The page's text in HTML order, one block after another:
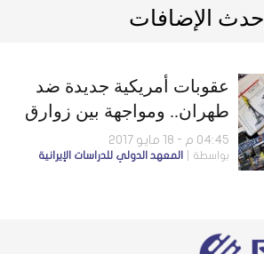
أحدث الإضافات
عقوبات أمريكية جديدة ضد
طهران.. ومواجهة بين زوارق
الحرس وسفينة أمريكية
04:45 م - 18 مايو 2017
بواسطة المعهد الدولي للدراسات الإيرانية